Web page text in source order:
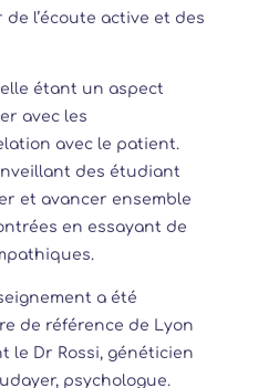
l’écoute active et des
étant un aspect
avec les
avec le patient.
des étudiant
et avancer ensemble
en essayant de
a été
de référence de Lyon
le Dr Rossi, généticien
psychologue.